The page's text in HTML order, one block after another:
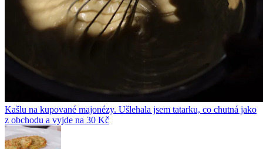
Kašlu na kupované majonézy. Ušlehala jsem tatarku, co chutná jako
z obchodu a vyjde na 30 Kč